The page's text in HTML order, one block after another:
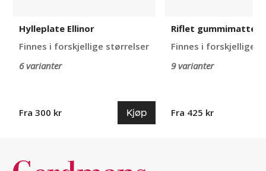
Hylleplate Ellinor
Finnes i forskjellige størrelser
6 varianter
Fra 300 kr Kjøp
Riflet gummimatte
Finnes i forskjellige
9 varianter
Fra 425 kr